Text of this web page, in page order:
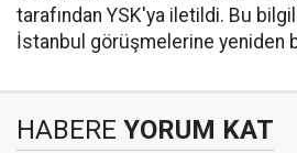
tarafından YSK'ya iletildi. Bu
İstanbul görüşmelerine yeniden
HABERE YORUM KAT